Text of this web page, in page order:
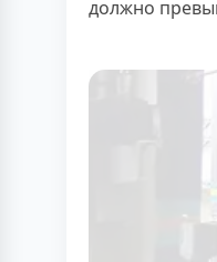
должно